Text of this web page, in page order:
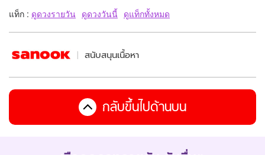
แท็ก : ดูดวงรายวัน ดูดวงวันนี้ ดูแท็กทั้งหมด
สนับสนุนเนื้อหา
กลับขึ้นไปด้านบน